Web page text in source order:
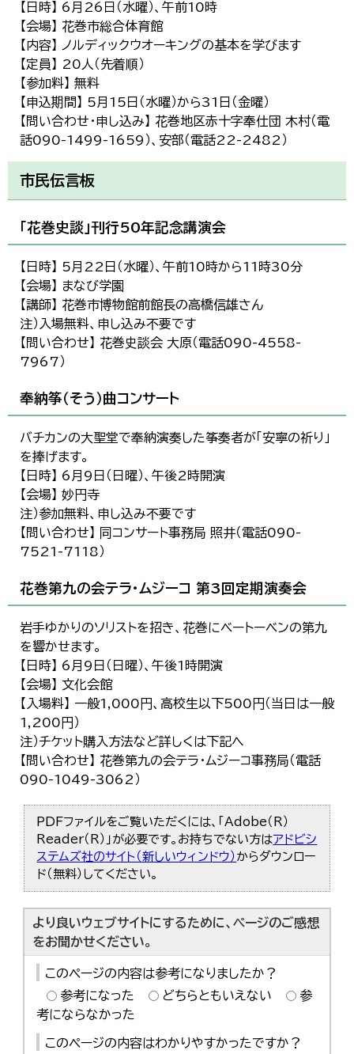
【日時】 6月26日（水曜）、午前10時
【会場】 花巻市総合体育館
【内容】 ノルディックウオーキングの基本を学びます
【定員】 20人（先着順）
【参加料】 無料
【申込期間】 5月15日（水曜）から31日（金曜）
【問い合わせ・申し込み】 花巻地区赤十字奉仕団 木村（電
話090-1499-1659）、安部（電話22-2482）
市民伝言板
「花巻史談」刊行50年記念講演会
【日時】 5月22日（水曜）、午前10時から11時30分
【会場】 まなび学園
【講師】 花巻市博物館前館長の高橋信雄さん
注）入場無料、申し込み不要です
【問い合わせ】 花巻史談会 大原（電話090-4558-
7967）
奉納筝（そう）曲コンサート
バチカンの大聖堂で奉納演奏した筝奏者が「安寧の祈り」
を捧げます。
【日時】 6月9日（日曜）、午後2時開演
【会場】 妙円寺
注）参加無料、申し込み不要です
【問い合わせ】 同コンサート事務局 照井（電話090-
7521-7118）
花巻第九の会テラ・ムジーコ 第3回定期演奏会
岩手ゆかりのソリストを招き、花巻にベートーベンの第九
を響かせます。
【日時】 6月9日（日曜）、午後1時開演
【会場】 文化会館
【入場料】 一般1,000円、高校生以下500円（当日は一般
1,200円）
注）チケット購入方法など詳しくは下記へ
【問い合わせ】 花巻第九の会テラ・ムジーコ事務局（電話
090-1049-3062）
PDFファイルをご覧いただくには、「Adobe（R）
Reader（R）」が必要です。お持ちでない方はアドビシ
ステムズ社のサイト（新しいウィンドウ） からダウンロー
ド（無料）してください。
より良いウェブサイトにするために、ページのご感想
をお聞かせください。
このページの内容は参考になりましたか？
参考になった
どちらともいえない
参
考にならなかった
このページの内容はわかりやすかったですか？